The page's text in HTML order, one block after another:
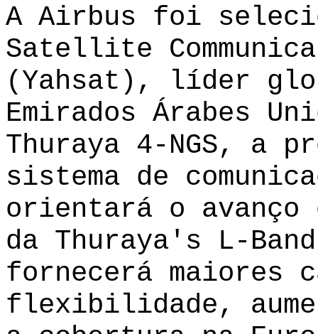
A Airbus foi
Satellite
(Yahsat), líder
Emirados Árabes
Thuraya 4-NGS, a
sistema de
orientará o avanço
da Thuraya's L-
fornecerá maiores
flexibilidade,